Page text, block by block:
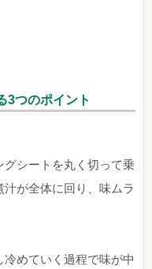
3つのポイント
グシートを丸く切って乗
が全体に回り、味ムラ
めていく過程で味が中